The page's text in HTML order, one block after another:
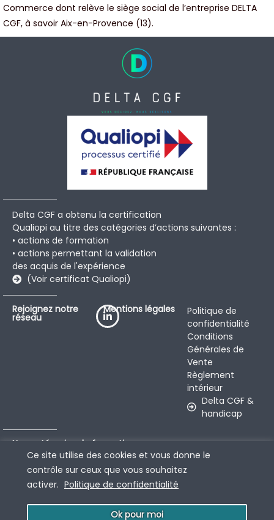
Ce site utilise des cookies et vous donne le
contrôle sur ceux que vous souhaitez
activer. Politique de confidentialité
Ok pour moi
Commerce dont relève le siège social de l’entreprise DELTA
CGF, à savoir Aix-en-Provence (13).
Delta CGF a obtenu la certification
Qualiopi au titre des catégories d’actions suivantes :
• actions de formation
• actions permettant la validation
des acquis de l'expérience
(Voir certificat Qualiopi)
Rejoignez notre
réseau
Mentions légales
Politique de
confidentialité
Conditions
Générales de
Vente
Règlement
intérieur
Delta CGF &
handicap
Nos catégories de formations
Familles
Social/Médico-social
Management
professionnelles